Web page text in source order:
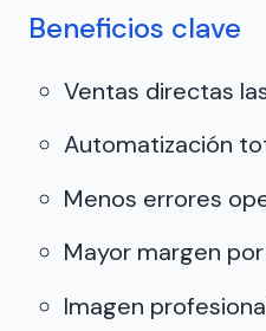
Beneficios clave
Ventas directas
Automatización
Menos errores
Mayor margen
Imagen